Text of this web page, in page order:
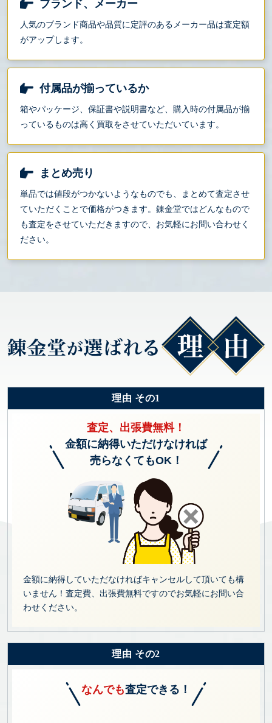
ブランド、メーカー
人気のブランド商品や品質に定評のあるメーカー品は査定額
がアップします。
付属品が揃っているか
箱やパッケージ、保証書や説明書など、購入時の付属品が揃
っているものは高く買取をさせていただいています。
まとめ売り
単品では値段がつかないようなものでも、まとめて査定させ
ていただくことで価格がつきます。錬金堂ではどんなもので
も査定をさせていただきますので、お気軽にお問い合わせく
ださい。
理由 その1
査定、出張費無料！
金額に納得いただけなければ
売らなくてもOK！
金額に納得していただなければキャンセルして頂いても構
いません！査定費、出張費無料ですのでお気軽にお問い合
わせください。
理由 その2
なんでも査定できる！